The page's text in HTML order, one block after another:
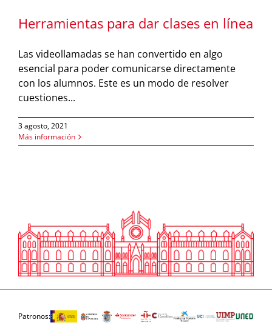
Herramientas para dar clases en línea
Las videollamadas se han convertido en algo
esencial para poder comunicarse directamente
con los alumnos. Este es un modo de resolver
cuestiones...
3 agosto, 2021
Más información
Patronos: